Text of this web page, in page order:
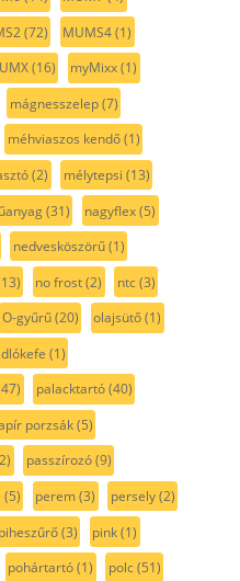
(72) MUMS4(1)
(16) myMixx(1)
mágnesszelep(7)
méhviaszos kendő(1)
(2) mélytepsi (13)
(31) nagyflex(5)
nedvesköszörű(1)
no frost(2) ntc(3)
O-gyűrű(20) olajsütő(1)
(1)
palacktartó(40)
porzsák(5)
passzírozó(9)
(5) perem(3) persely(2)
piheszűrő(3) pink(1)
pohártartó(1) polc(51)